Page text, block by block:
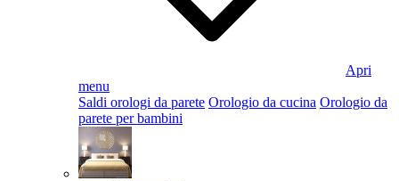
Apri
menu
Saldi orologi da parete Orologio da cucina Orologio da
parete per bambini